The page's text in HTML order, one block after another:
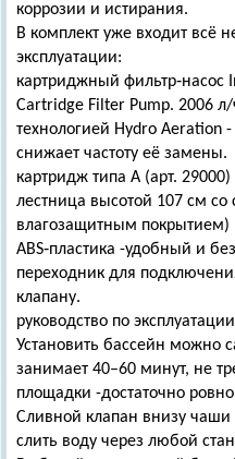
коррозии и истирания.
В комплект уже входит всё
эксплуатации:
картриджный фильтр‑насос
Cartridge Filter Pump. 2006
технологией Hydro Aeration
снижает частоту её замены.
картридж типа А (арт.
лестница высотой 107 см со
влагозащитным покрытием)
ABS‑пластика -удобный и
переходник для
клапану.
руководство по
Установить бассейн можно
занимает 40–60 минут, не
площадки -достаточно
Сливной клапан внизу чаши
слить воду через любой